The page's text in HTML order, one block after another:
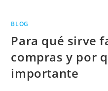
BLOG
Para qué sirve
compras y por
importante